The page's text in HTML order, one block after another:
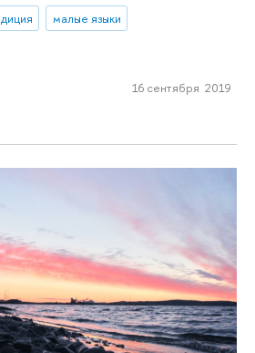
малые языки
16 сентября 2019